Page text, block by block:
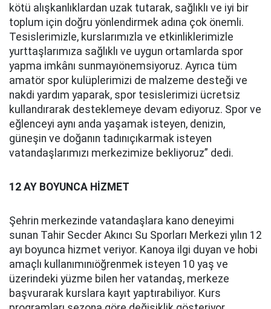
kötü alışkanlıklardan uzak tutarak, sağlıklı ve iyi bir
toplum için doğru yönlendirmek adına çok önemli.
Tesislerimizle, kurslarımızla ve etkinliklerimizle
yurttaşlarımıza sağlıklı ve uygun ortamlarda spor
yapma imkânı sunmayıönemsiyoruz. Ayrıca tüm
amatör spor kulüplerimizi de malzeme desteği ve
nakdi yardım yaparak, spor tesislerimizi ücretsiz
kullandırarak desteklemeye devam ediyoruz. Spor ve
eğlenceyi aynı anda yaşamak isteyen, denizin,
güneşin ve doğanın tadınıçıkarmak isteyen
vatandaşlarımızı merkezimize bekliyoruz” dedi.
12 AY BOYUNCA HİZMET
Şehrin merkezinde vatandaşlara kano deneyimi
sunan Tahir Secder Akıncı Su Sporları Merkezi yılın 12
ayı boyunca hizmet veriyor. Kanoya ilgi duyan ve hobi
amaçlı kullanımınıöğrenmek isteyen 10 yaş ve
üzerindeki yüzme bilen her vatandaş, merkeze
başvurarak kurslara kayıt yaptırabiliyor. Kurs